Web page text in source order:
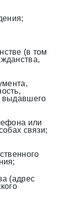
(в том
выдавшего
или
связи;
(адрес